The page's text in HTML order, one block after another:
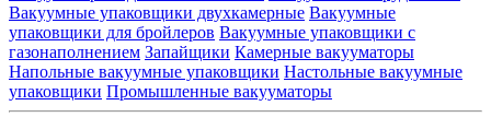
Вакуумные упаковщики двухкамерные Вакуумные
упаковщики для бройлеров Вакуумные упаковщики с
газонаполнением Запайщики Камерные вакууматоры
Напольные вакуумные упаковщики Настольные вакуумные
упаковщики Промышленные вакууматоры